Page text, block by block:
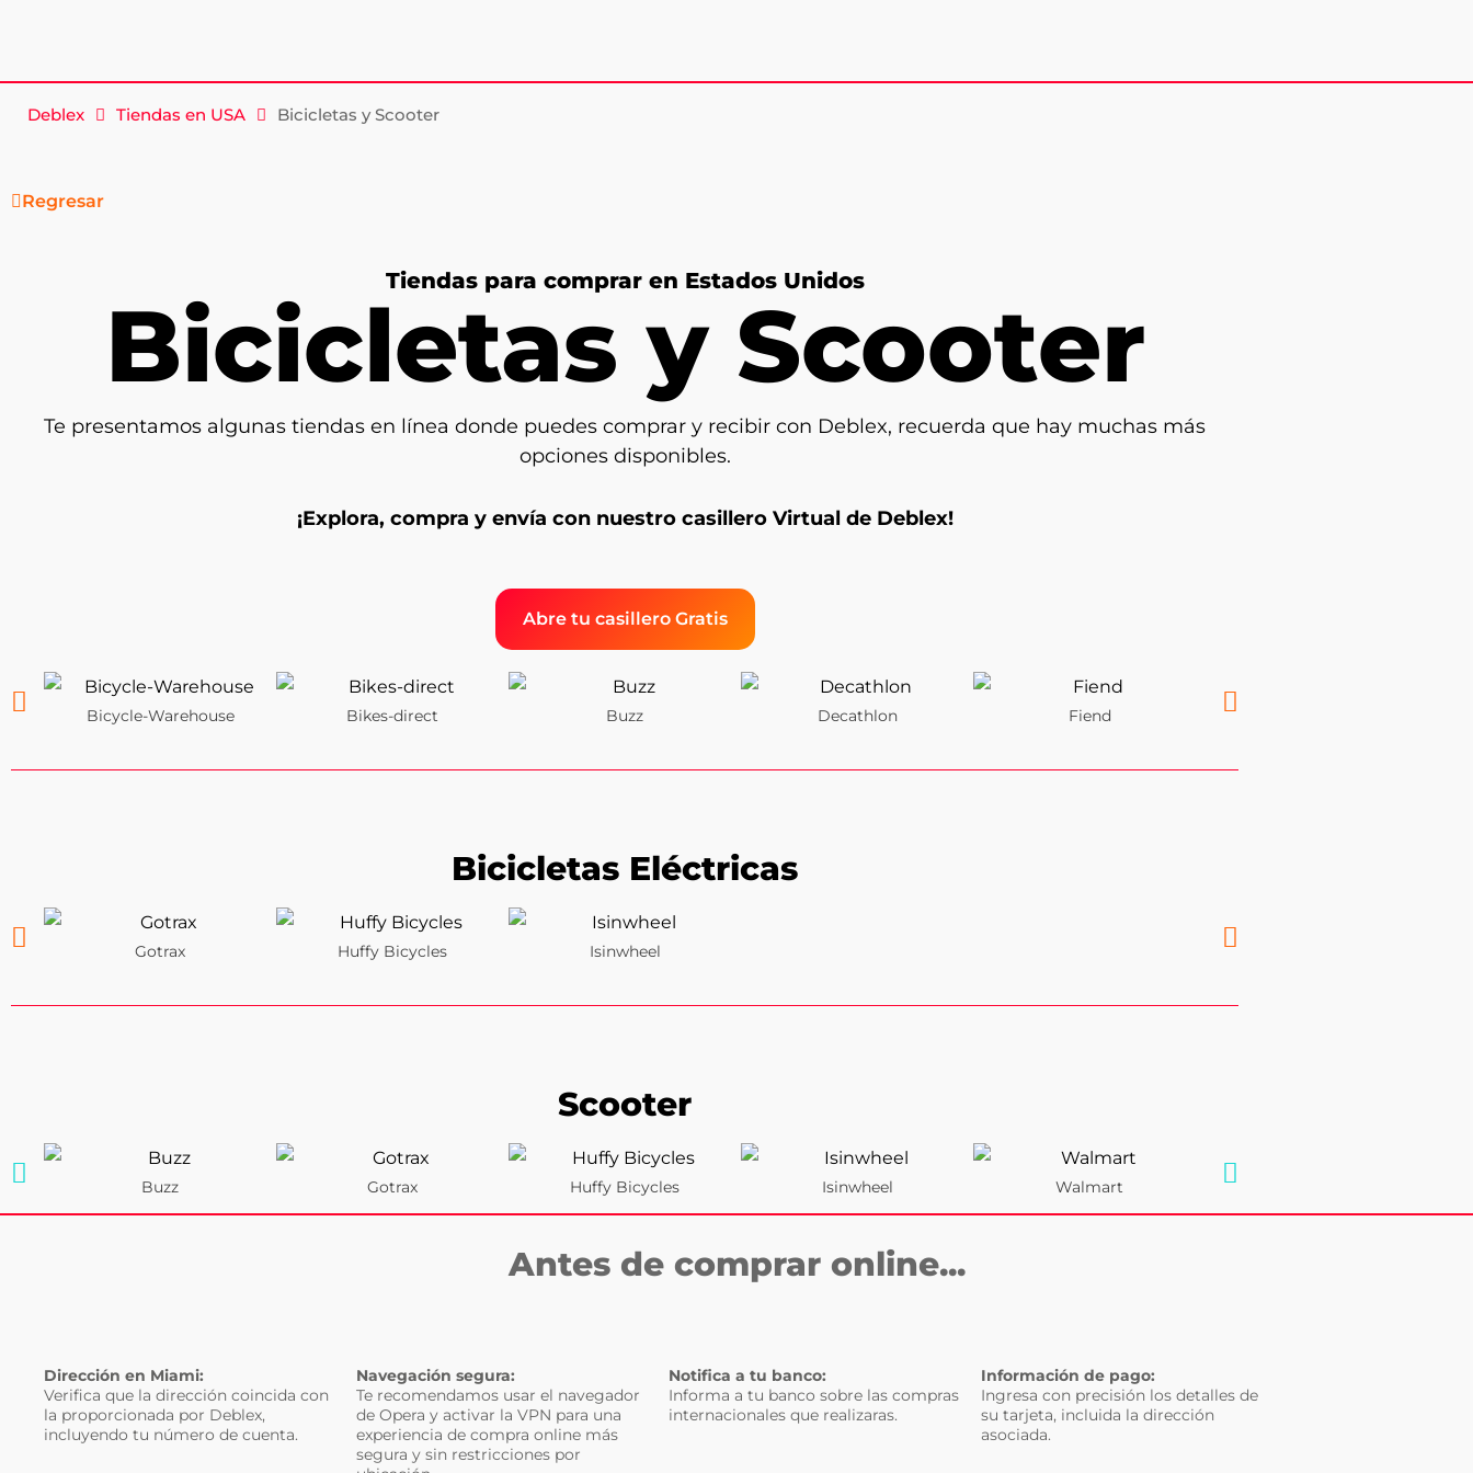
al
contenido
Deblex Tiendas en USA Bicicletas y Scooter
Regresar
Tiendas para comprar en Estados Unidos
Bicicletas y Scooter
Te presentamos algunas tiendas en línea donde puedes comprar y recibir con Deblex, recuerda que hay muchas más
opciones disponibles.
¡Explora, compra y envía con nuestro casillero Virtual de Deblex!
Abre tu casillero Gratis
Bicycle-Warehouse Bikes-direct Buzz Decathlon Fiend
Bicicletas Eléctricas
Gotrax Huffy Bicycles Isinwheel
Scooter
Buzz Gotrax Huffy Bicycles Isinwheel Walmart
Antes de comprar online...
Dirección en Miami:
Verifica que la dirección coincida con
la proporcionada por Deblex,
incluyendo tu número de cuenta.
Navegación segura:
Te recomendamos usar el navegador
de Opera y activar la VPN para una
experiencia de compra online más
segura y sin restricciones por
Notifica a tu banco:
Informa a tu banco sobre las compras
internacionales que realizaras.
Información de pago:
Ingresa con precisión los detalles de
su tarjeta, incluida la dirección
asociada.